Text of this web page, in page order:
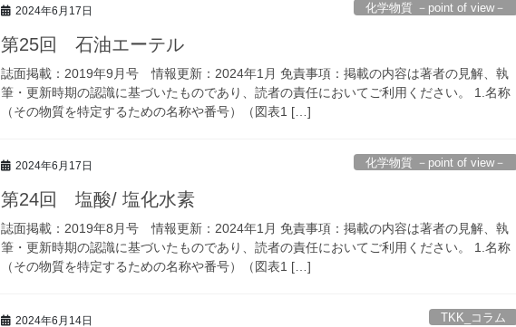
2024年6月17日 化学物質 －point of view－
第25回 石油エーテル
誌面掲載：2019年9月号 情報更新：2024年1月 免責事項：掲載の内容は著者の見解、執
筆・更新時期の認識に基づいたものであり、読者の責任においてご利用ください。 1.名称
（その物質を特定するための名称や番号）（図表1 […]
2024年6月17日 化学物質 －point of view－
第24回 塩酸/ 塩化水素
誌面掲載：2019年8月号 情報更新：2024年1月 免責事項：掲載の内容は著者の見解、執
筆・更新時期の認識に基づいたものであり、読者の責任においてご利用ください。 1.名称
（その物質を特定するための名称や番号）（図表1 […]
2024年6月14日 TKK_コラム